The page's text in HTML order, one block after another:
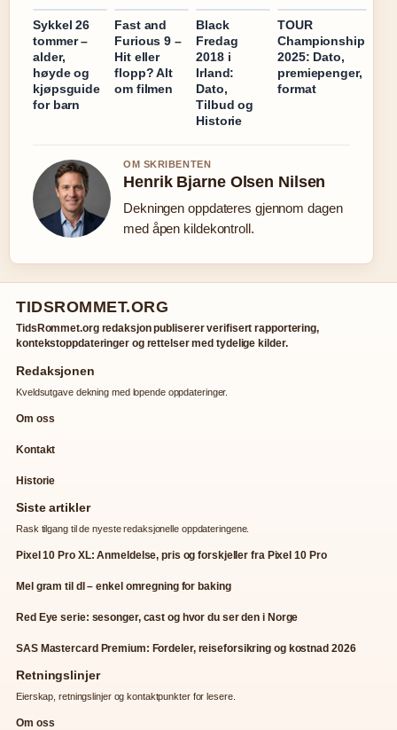
Sykkel 26
tommer –
alder,
høyde og
kjøpsguide
for barn
Fast and
Furious 9 –
Hit eller
flopp? Alt
om filmen
Black
Fredag
2018 i
Irland:
Dato,
Tilbud og
Historie
TOUR
Championship
2025: Dato,
premiepenger,
format
OM SKRIBENTEN
Henrik Bjarne Olsen Nilsen
Dekningen oppdateres gjennom dagen
med åpen kildekontroll.
TIDSROMMET.ORG
TidsRommet.org redaksjon publiserer verifisert rapportering,
kontekstoppdateringer og rettelser med tydelige kilder.
Redaksjonen
Kveldsutgave dekning med lopende oppdateringer.
Om oss
Kontakt
Historie
Siste artikler
Rask tilgang til de nyeste redaksjonelle oppdateringene.
Pixel 10 Pro XL: Anmeldelse, pris og forskjeller fra Pixel 10 Pro
Mel gram til dl – enkel omregning for baking
Red Eye serie: sesonger, cast og hvor du ser den i Norge
SAS Mastercard Premium: Fordeler, reiseforsikring og kostnad 2026
Retningslinjer
Eierskap, retningslinjer og kontaktpunkter for lesere.
Om oss